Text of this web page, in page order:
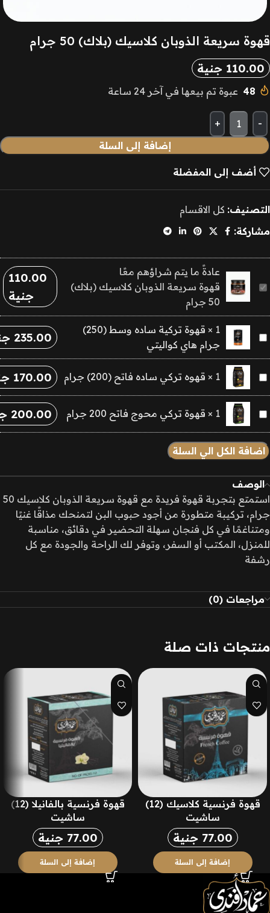
قهوة سريعة الذوبان كلاسيك (بلاك) 50 جرام
110.00 جنية
48 عبوة تم بيعها في آخر 24 ساعة
إضافة إلى السلة
أضف إلى المفضلة
التصنيف: كل الاقسام
مشاركة:
قهوة
سريعة
الذوبان
كلاسيك
(بلاك)
50
جرام
عادةً ما يتم شراؤهم معًا
قهوة سريعة الذوبان كلاسيك (بلاك)
50 جرام
110.00
جنية
قهوة
تركية
ساده
وسط
(250)
جرام
كواليتي
1
×
قهوة تركية ساده وسط (250)
جرام هاي كواليتي
235.00
قهوه
تركي
فاتح
جرام
1
× قهوه تركي ساده فاتح (200) جرام 170.00
قهوة
تركي
محوج
فاتح
200
جرام
1
× قهوة تركي محوج فاتح 200 جرام 200.00
اضافة الكل الي السلة
الوصف
استمتع بتجربة قهوة فريدة مع قهوة سريعة الذوبان كلاسيك 50
جرام، تركيبة متطورة من أجود حبوب البن لتمنحك مذاقًا غنيًا
ومتناغمًا في كل فنجان سهلة التحضير في دقائق، مناسبة
للمنزل، المكتب أو السفر، وتوفر لك الراحة والجودة مع كل
رشفة
مراجعات (0)
منتجات ذات صلة
قهوة فرنسية كلاسيك (12)
ساشيت
77.00 جنية
إضافة إلى السلة
قهوة فرنسية بالفانيلا (12)
ساشيت
77.00 جنية
إضافة إلى السلة